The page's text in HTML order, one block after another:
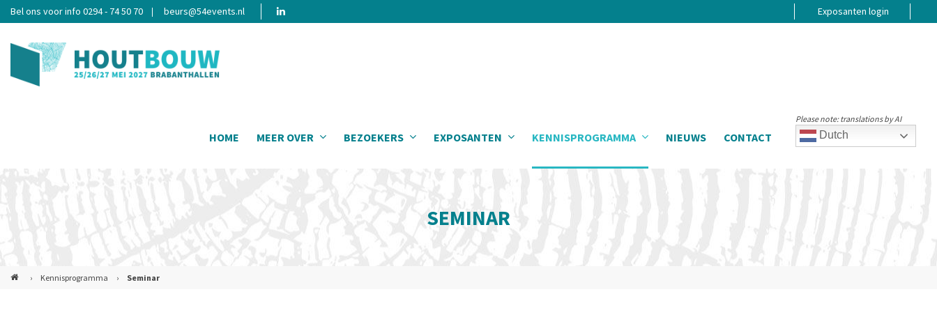
Bel ons voor info 0294 - 74 50 70 beurs@54events.nl Exposanten login
HOME MEER OVER BEZOEKERS EXPOSANTEN KENNISPROGRAMMA NIEUWS CONTACT Dutch
Please note: translations by AI
SEMINAR
› Kennisprogramma › Seminar